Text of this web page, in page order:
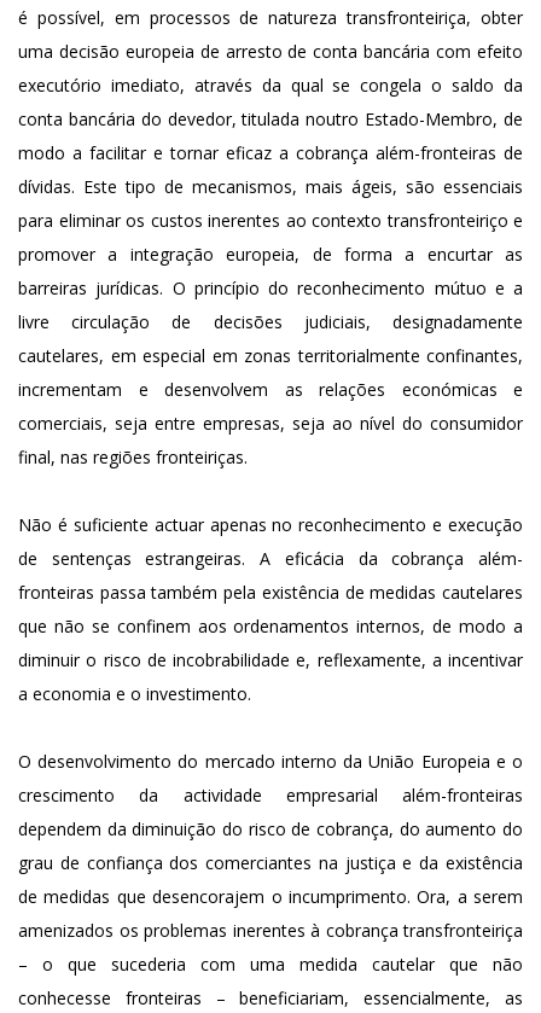
é possível, em processos de natureza transfronteiriça, obter
uma decisão europeia de arresto de conta bancária com efeito
executório imediato, através da qual se congela o saldo da
conta bancária do devedor, titulada noutro Estado-Membro, de
modo a facilitar e tornar eficaz a cobrança além-fronteiras de
dívidas. Este tipo de mecanismos, mais ágeis, são essenciais
para eliminar os custos inerentes ao contexto transfronteiriço e
promover a integração europeia, de forma a encurtar as
barreiras jurídicas. O princípio do reconhecimento mútuo e a
livre circulação de decisões judiciais, designadamente
cautelares, em especial em zonas territorialmente confinantes,
incrementam e desenvolvem as relações económicas e
comerciais, seja entre empresas, seja ao nível do consumidor
final, nas regiões fronteiriças.
Não é suficiente actuar apenas no reconhecimento e execução
de sentenças estrangeiras. A eficácia da cobrança além-
fronteiras passa também pela existência de medidas cautelares
que não se confinem aos ordenamentos internos, de modo a
diminuir o risco de incobrabilidade e, reflexamente, a incentivar
a economia e o investimento.
O desenvolvimento do mercado interno da União Europeia e o
crescimento da actividade empresarial além-fronteiras
dependem da diminuição do risco de cobrança, do aumento do
grau de confiança dos comerciantes na justiça e da existência
de medidas que desencorajem o incumprimento. Ora, a serem
amenizados os problemas inerentes à cobrança transfronteiriça
– o que sucederia com uma medida cautelar que não
conhecesse fronteiras – beneficiariam, essencialmente, as